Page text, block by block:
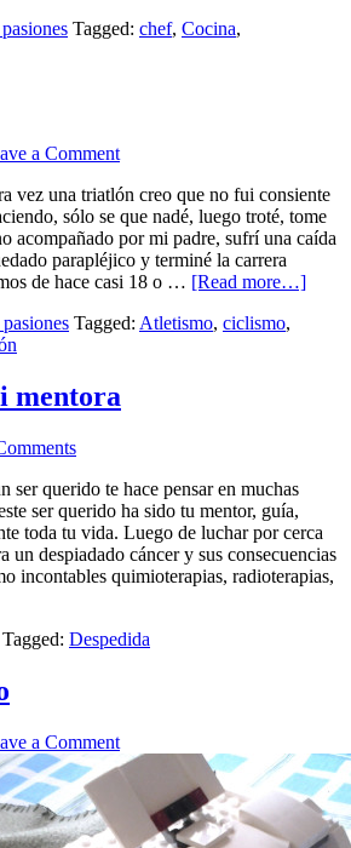
Tagged: chef, Cocina,
a Comment
vez una triatlón creo que no fui consiente
sólo se que nadé, luego troté, tome
acompañado por mi padre, sufrí una caída
parapléjico y terminé la carrera
de hace casi 18 o … [Read more…]
Tagged: Atletismo, ciclismo,
mentora
ser querido te hace pensar en muchas
ser querido ha sido tu mentor, guía,
toda tu vida. Luego de luchar por cerca
un despiadado cáncer y sus consecuencias
incontables quimioterapias, radioterapias,
Tagged: Despedida
a Comment